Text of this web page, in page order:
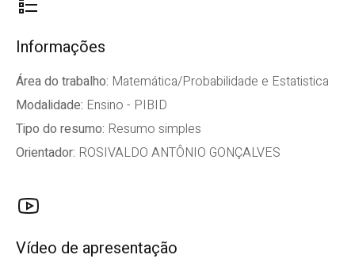
Informações
Área do trabalho: Matemática/Probabilidade e Estatistica
Modalidade: Ensino - PIBID
Tipo do resumo: Resumo simples
Orientador: ROSIVALDO ANTÔNIO GONÇALVES
Vídeo de apresentação